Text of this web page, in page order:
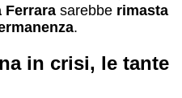
Ferrara sarebbe rimasta
.
in crisi, le tante